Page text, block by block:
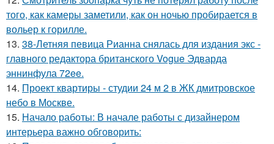
того, как камеры заметили, как он ночью пробирается в
вольер к горилле.
13. 38-Летняя певица Рианна снялась для издания экс -
главного редактора британского Vogue Эдварда
эннинфула 72ee.
14. Проект квартиры - студии 24 м 2 в ЖК дмитровское
небо в Москве.
15. Начало работы: В начале работы с дизайнером
интерьера важно обговорить: